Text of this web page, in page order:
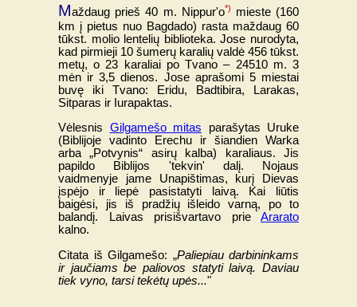
Maždaug prieš 40 m. Nippur'o*)
mieste (160
km į pietus nuo Bagdado) rasta maždaug 60
tūkst. molio lentelių biblioteka. Jose nurodyta,
kad pirmieji 10 šumerų karalių valdė 456 tūkst.
metų, o 23 karaliai po Tvano – 24510 m. 3
mėn ir 3,5 dienos. Jose aprašomi 5 miestai
buvę iki Tvano: Eridu, Badtibira, Larakas,
Sitparas ir Iurapaktas.
Vėlesnis Gilgamešo mitas parašytas Uruke
(Biblijoje vadinto Erechu ir šiandien Warka
arba „Potvynis“ asirų kalba) karaliaus. Jis
papildo Biblijos 'tekvin' dalį. Nojaus
vaidmenyje jame Unapištimas, kurį Dievas
įspėjo ir liepė pasistatyti laivą. Kai liūtis
baigėsi, jis iš pradžių išleido varną, po to
balandį. Laivas prisišvartavo prie Ararato
kalno.
Citata iš Gilgamešo: „Paliepiau darbininkams
ir jaučiams be paliovos statyti laivą. Daviau
tiek vyno, tarsi tekėtų upės..."